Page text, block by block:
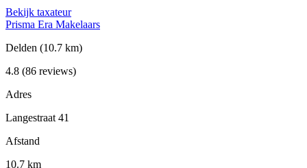
Bekijk taxateur
Prisma Era Makelaars
Delden (10.7 km)
4.8 (86 reviews)
Adres
Langestraat 41
Afstand
10.7 km